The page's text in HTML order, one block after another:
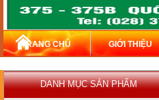
TRANG CHỦ GIỚI THIỆU
DANH MỤC SẢN PHẨM